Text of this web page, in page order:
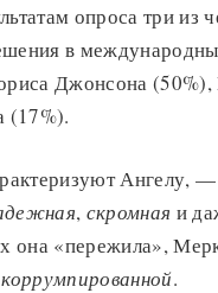
опроса три из
в
Джонсона
(17%).
Ангелу, —
, скромная и
она «пережила»,
коррумпированной.